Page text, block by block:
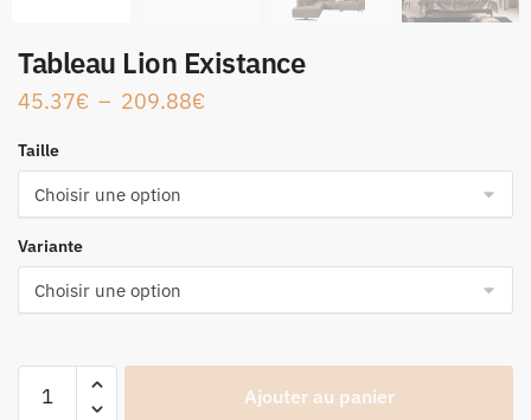
Tableau Lion Existance
45.37€ – 209.88€
Taille
Variante
Ajouter au panier